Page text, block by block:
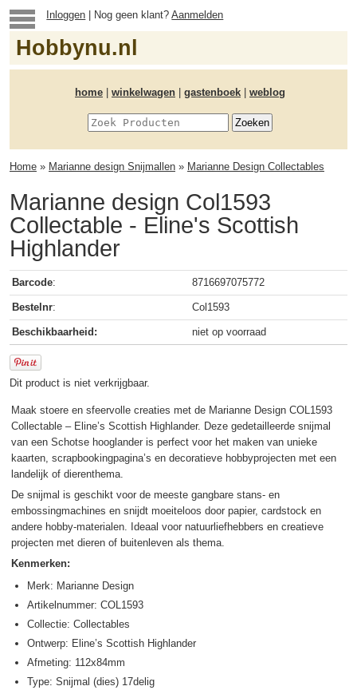
Inloggen | Nog geen klant?Aanmelden
Hobbynu.nl
home winkelwagen gastenboek weblog
Home » Marianne design Snijmallen » Marianne Design Collectables
Marianne design Col1593
Collectable - Eline's Scottish
Highlander
Barcode: 8716697075772
Bestelnr: Col1593
Beschikbaarheid: niet op voorraad
Dit product is niet verkrijgbaar.
Maak stoere en sfeervolle creaties met de Marianne Design COL1593
Collectable – Eline’s Scottish Highlander. Deze gedetailleerde snijmal
van een Schotse hooglander is perfect voor het maken van unieke
kaarten, scrapbookingpagina’s en decoratieve hobbyprojecten met een
landelijk of dierenthema.
De snijmal is geschikt voor de meeste gangbare stans- en
embossingmachines en snijdt moeiteloos door papier, cardstock en
andere hobby-materialen. Ideaal voor natuurliefhebbers en creatieve
projecten met dieren of buitenleven als thema.
Kenmerken:
Merk: Marianne Design
Artikelnummer: COL1593
Collectie: Collectables
Ontwerp: Eline’s Scottish Highlander
Afmeting: 112x84mm
Type: Snijmal (dies) 17delig